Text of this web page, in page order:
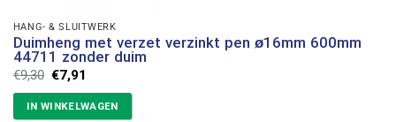
HANG- & SLUITWERK
Duimheng met verzet verzinkt pen ø16mm 600mm
44711 zonder duim
€9,30 Oorspronkelijke
prijs
was:
€9,30.
€7,91
is:
€7,91.
IN WINKELWAGEN